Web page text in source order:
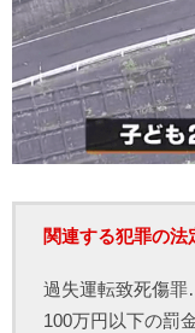
関連する犯罪の法
過失運転致死傷
100万円以下の罰